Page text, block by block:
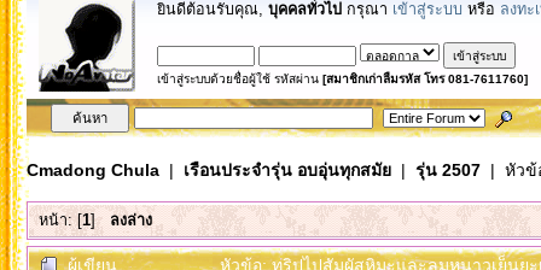
ยินดีต้อนรับคุณ, บุคคลทั่วไป กรุณา เข้าสู่ระบบ หรือ ลงทะ
เข้าสู่ระบบด้วยชื่อผู้ใช้ รหัสผ่าน [สมาชิกเก่าลืมรหัส โทร 081-7611760]
Cmadong Chula| เรือนประจำรุ่น อบอุ่นทุกสมัย| รุ่น 2507| หัวข้
หน้า: [1] ลงล่าง
ผู้เขียน หัวข้อ: ทริปไปสัมผัสหิมะและลมหนาวเย็นย